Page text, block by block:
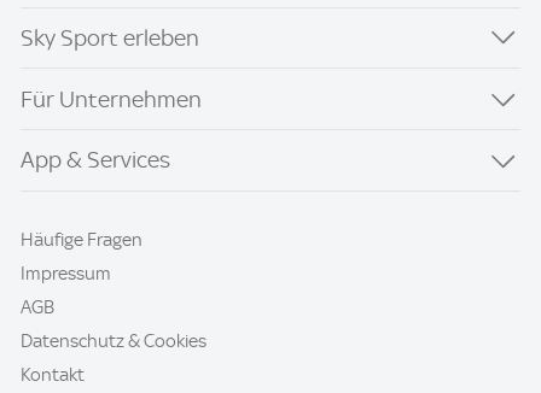
Sky Sport erleben
Für Unternehmen
App & Services
Häufige Fragen
Impressum
AGB
Datenschutz & Cookies
Kontakt